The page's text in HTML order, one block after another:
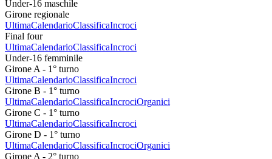
Under-16 maschile
Girone regionale
UltimaCalendarioClassificaIncroci
Final four
UltimaCalendarioClassificaIncroci
Under-16 femminile
Girone A - 1° turno
UltimaCalendarioClassificaIncroci
Girone B - 1° turno
UltimaCalendarioClassificaIncrociOrganici
Girone C - 1° turno
UltimaCalendarioClassificaIncroci
Girone D - 1° turno
UltimaCalendarioClassificaIncrociOrganici
Girone A - 2° turno